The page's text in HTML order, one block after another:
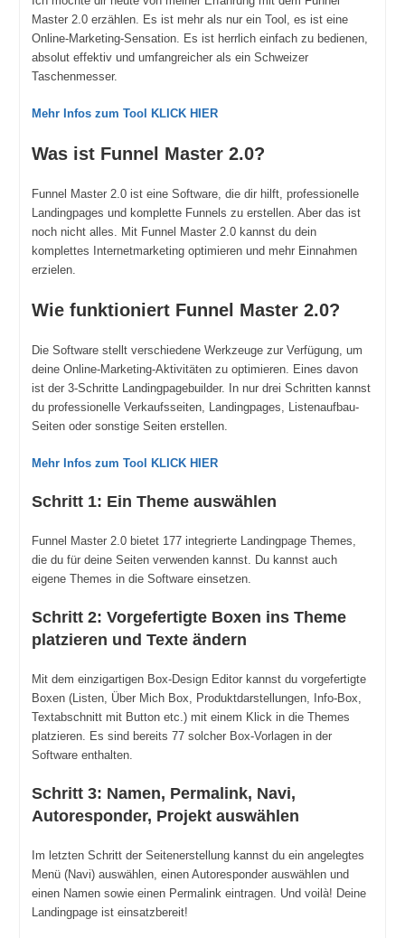
Master 2.0 erzählen. Es ist mehr als nur ein Tool, es ist eine
Online-Marketing-Sensation. Es ist herrlich einfach zu bedienen,
absolut effektiv und umfangreicher als ein Schweizer
Taschenmesser.
Mehr Infos zum Tool KLICK HIER
Was ist Funnel Master 2.0?
Funnel Master 2.0 ist eine Software, die dir hilft, professionelle
Landingpages und komplette Funnels zu erstellen. Aber das ist
noch nicht alles. Mit Funnel Master 2.0 kannst du dein
komplettes Internetmarketing optimieren und mehr Einnahmen
erzielen.
Wie funktioniert Funnel Master 2.0?
Die Software stellt verschiedene Werkzeuge zur Verfügung, um
deine Online-Marketing-Aktivitäten zu optimieren. Eines davon
ist der 3-Schritte Landingpagebuilder. In nur drei Schritten kannst
du professionelle Verkaufsseiten, Landingpages, Listenaufbau-
Seiten oder sonstige Seiten erstellen.
Mehr Infos zum Tool KLICK HIER
Schritt 1: Ein Theme auswählen
Funnel Master 2.0 bietet 177 integrierte Landingpage Themes,
die du für deine Seiten verwenden kannst. Du kannst auch
eigene Themes in die Software einsetzen.
Schritt 2: Vorgefertigte Boxen ins Theme
platzieren und Texte ändern
Mit dem einzigartigen Box-Design Editor kannst du vorgefertigte
Boxen (Listen, Über Mich Box, Produktdarstellungen, Info-Box,
Textabschnitt mit Button etc.) mit einem Klick in die Themes
platzieren. Es sind bereits 77 solcher Box-Vorlagen in der
Software enthalten.
Schritt 3: Namen, Permalink, Navi,
Autoresponder, Projekt auswählen
Im letzten Schritt der Seitenerstellung kannst du ein angelegtes
Menü (Navi) auswählen, einen Autoresponder auswählen und
einen Namen sowie einen Permalink eintragen. Und voilà! Deine
Landingpage ist einsatzbereit!